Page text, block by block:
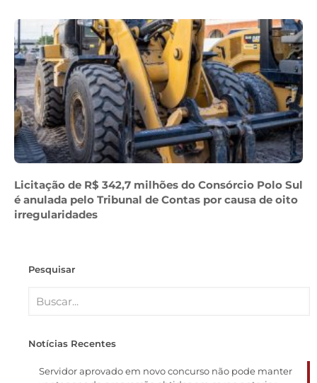
Licitação de R$ 342,7 milhões do Consórcio Polo Sul
é anulada pelo Tribunal de Contas por causa de oito
irregularidades
Pesquisar
Notícias Recentes
Servidor aprovado em novo concurso não pode manter